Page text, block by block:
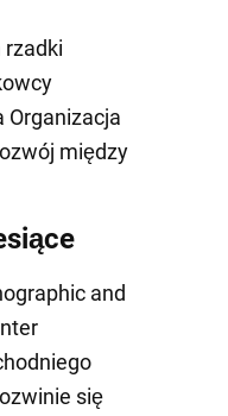
rzadki
Organizacja
między
and
się